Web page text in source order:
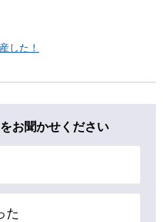
した！
お聞かせください
た